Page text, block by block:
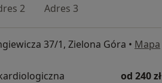
2 Adres 3
37/1, Zielona Góra • Mapa
od 240 zł